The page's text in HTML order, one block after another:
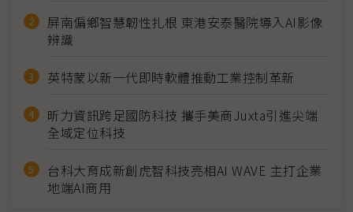
屏南偏鄉智慧韌性扎根 東港安泰醫院導入AI影像
辨識
英特蒙以新一代即時軟體推動工業控制革新
昕力資訊跨足國防科技 攜手美商Juxta引進尖端
全域定位科技
台科大育成新創虎智科技亮相AI WAVE 主打企業
地端AI商用